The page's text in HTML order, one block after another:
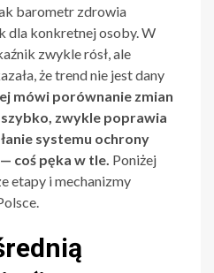
barometr zdrowia
dla konkretnej osoby. W
zwykle rósł, ale
że trend nie jest dany
mówi porównanie zmian
zwykle poprawia
systemu ochrony
coś pęka w tle. Poniżej
etapy i mechanizmy